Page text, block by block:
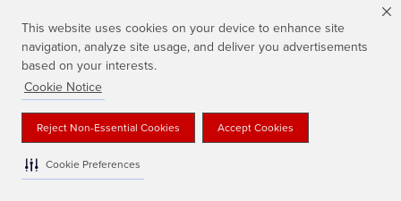
This website uses cookies on your device to enhance site
navigation, analyze site usage, and deliver you advertisements
based on your interests.
Cookie Notice
Reject Non-Essential Cookies Accept Cookies
Cookie Preferences